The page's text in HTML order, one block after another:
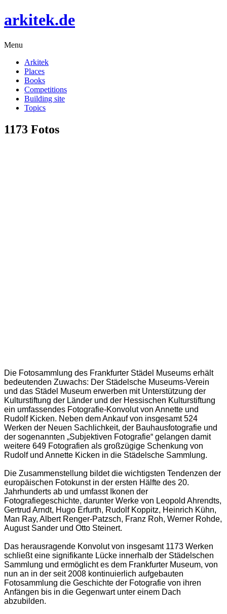
arkitek.de
Menu
Arkitek
Places
Books
Competitions
Building site
Topics
1173 Fotos
Die Fotosammlung des Frankfurter Städel Museums erhält
bedeutenden Zuwachs: Der Städelsche Museums-Verein
und das Städel Museum erwerben mit Unterstützung der
Kulturstiftung der Länder und der Hessischen Kulturstiftung
ein umfassendes Fotografie-Konvolut von Annette und
Rudolf Kicken. Neben dem Ankauf von insgesamt 524
Werken der Neuen Sachlichkeit, der Bauhausfotografie und
der sogenannten „Subjektiven Fotografie“ gelangen damit
weitere 649 Fotografien als großzügige Schenkung von
Rudolf und Annette Kicken in die Städelsche Sammlung.
Die Zusammenstellung bildet die wichtigsten Tendenzen der
europäischen Fotokunst in der ersten Hälfte des 20.
Jahrhunderts ab und umfasst Ikonen der
Fotografiegeschichte, darunter Werke von Leopold Ahrendts,
Gertrud Arndt, Hugo Erfurth, Rudolf Koppitz, Heinrich Kühn,
Man Ray, Albert Renger-Patzsch, Franz Roh, Werner Rohde,
August Sander und Otto Steinert.
Das herausragende Konvolut von insgesamt 1173 Werken
schließt eine signifikante Lücke innerhalb der Städelschen
Sammlung und ermöglicht es dem Frankfurter Museum, von
nun an in der seit 2008 kontinuierlich aufgebauten
Fotosammlung die Geschichte der Fotografie von ihren
Anfängen bis in die Gegenwart unter einem Dach
abzubilden.